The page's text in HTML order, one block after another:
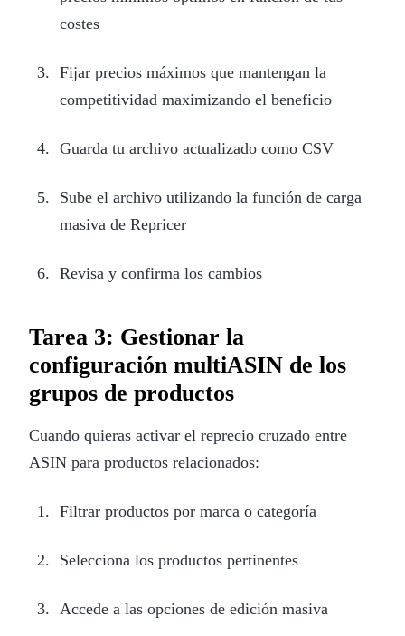
costes
Fijar precios máximos que mantengan la
competitividad maximizando el beneficio
Guarda tu archivo actualizado como CSV
Sube el archivo utilizando la función de carga
masiva de Repricer
Revisa y confirma los cambios
Tarea 3: Gestionar la
configuración multiASIN de los
grupos de productos
Cuando quieras activar el reprecio cruzado entre
ASIN para productos relacionados:
Filtrar productos por marca o categoría
Selecciona los productos pertinentes
Accede a las opciones de edición masiva